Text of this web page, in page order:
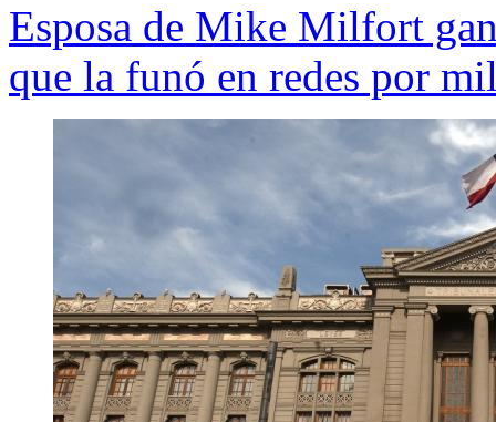
Esposa de Mike Milfort
que la funó en redes por